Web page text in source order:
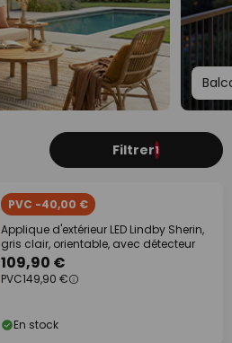
Filtrer1
PVC -40,00 €
Applique d'extérieur LED Lindby Sherin,
gris clair, orientable, avec détecteur
109,90 €
PVC149,90 €
En stock